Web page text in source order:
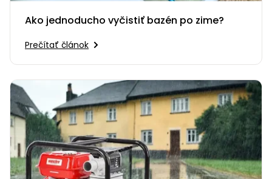
Ako jednoducho vyčistiť bazén po zime?
Prečítať článok